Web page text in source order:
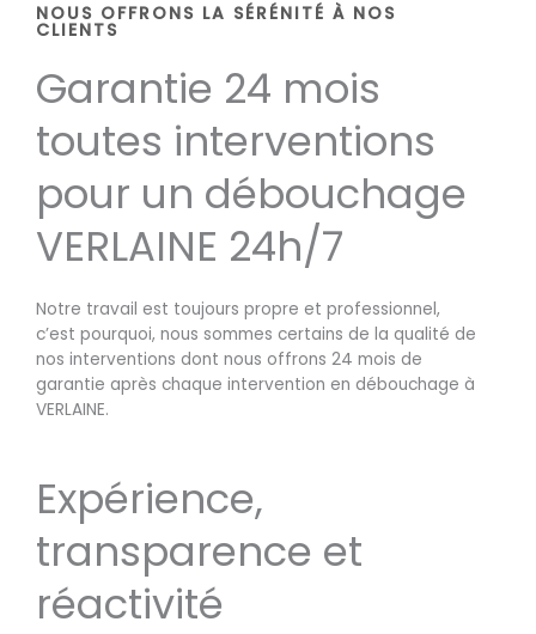
NOUS OFFRONS LA SÉRÉNITÉ À NOS
CLIENTS
Garantie 24 mois
toutes interventions
pour un débouchage
VERLAINE 24h/7
Notre travail est toujours propre et professionnel,
c’est pourquoi, nous sommes certains de la qualité de
nos interventions dont nous offrons 24 mois de
garantie après chaque intervention en débouchage à
VERLAINE.
Expérience,
transparence et
réactivité